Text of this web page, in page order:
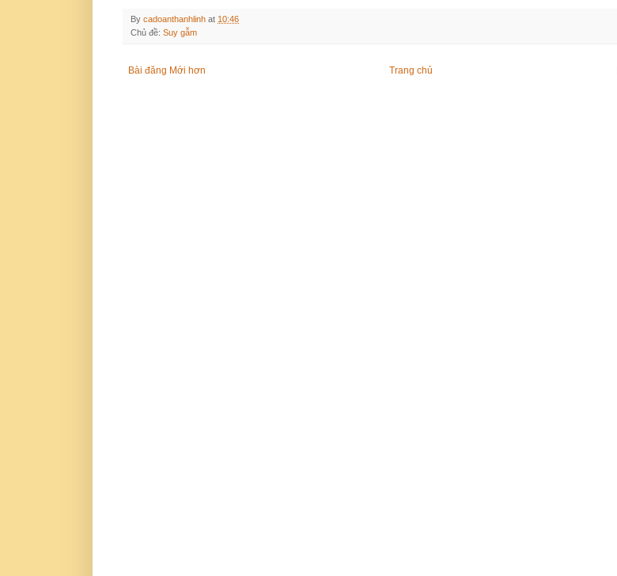
By cadoanthanhlinh at 10:46
Chủ đề: Suy gẫm
Bài đăng Mới hơn Trang chủ